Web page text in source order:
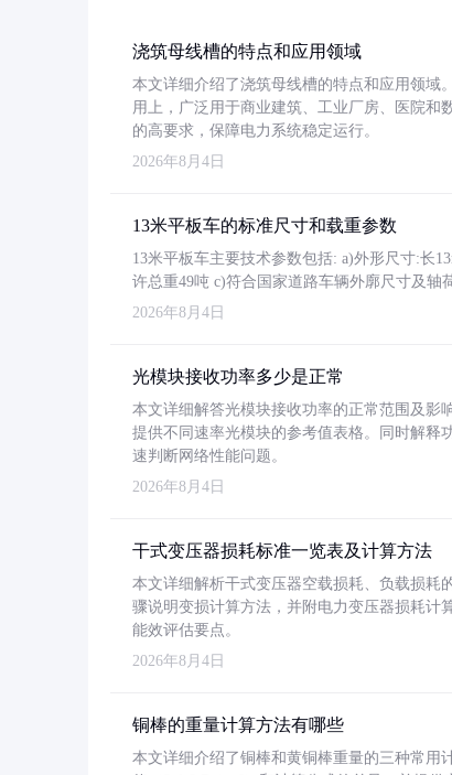
浇筑母线槽的特点和应用领域
本文详细介绍了浇筑母线槽的特点和应用领域
用上，广泛用于商业建筑、工业厂房、医院和
的高要求，保障电力系统稳定运行。
2026年8月4日
13米平板车的标准尺寸和载重参数
13米平板车主要技术参数包括: a)外形尺寸:长
许总重49吨 c)符合国家道路车辆外廓尺寸及轴
2026年8月4日
光模块接收功率多少是正常
本文详细解答光模块接收功率的正常范围及影
提供不同速率光模块的参考值表格。同时解释
速判断网络性能问题。
2026年8月4日
干式变压器损耗标准一览表及计算方法
本文详细解析干式变压器空载损耗、负载损耗
骤说明变损计算方法，并附电力变压器损耗计
能效评估要点。
2026年8月4日
铜棒的重量计算方法有哪些
本文详细介绍了铜棒和黄铜棒重量的三种常用